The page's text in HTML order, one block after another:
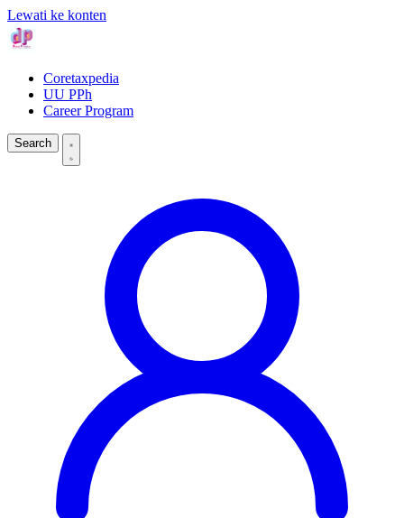
Lewati ke konten
Coretaxpedia
UU PPh
Career Program
Search